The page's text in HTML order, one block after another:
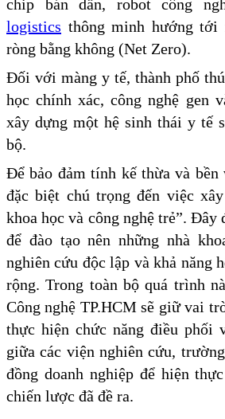
chip bán dẫn, robot công
logistics thông minh hướng tới
ròng bằng không (Net Zero).
Đối với màng y tế, thành phố
học chính xác, công nghệ gen
xây dựng một hệ sinh thái y tế
bộ.
Để bảo đảm tính kế thừa và
đặc biệt chú trọng đến việc
khoa học và công nghệ trẻ”. Đây
để đào tạo nên những nhà
nghiên cứu độc lập và khả năng
rộng. Trong toàn bộ quá trình
Công nghệ TP.HCM sẽ giữ vai
thực hiện chức năng điều phối
giữa các viện nghiên cứu,
đồng doanh nghiệp để hiện
chiến lược đã đề ra.